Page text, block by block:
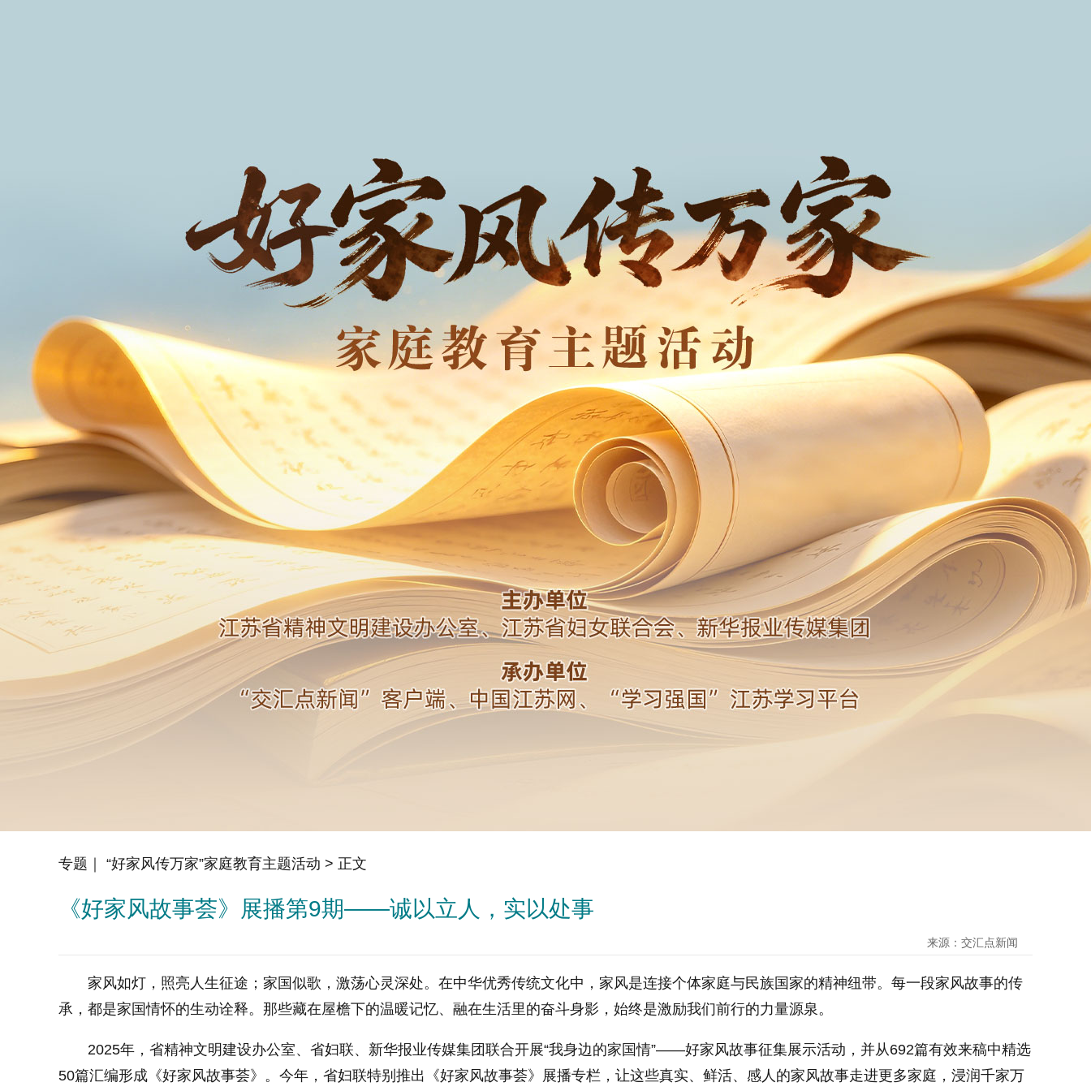
专题｜ “好家风传万家”家庭教育主题活动 > 正文
《好家风故事荟》展播第9期——诚以立人，实以处事
来源：交汇点新闻
家风如灯，照亮人生征途；家国似歌，激荡心灵深处。在中华优秀传统文化中，家风是连接个体家庭与民族国家的精神纽带。每一段家风故事的传
承，都是家国情怀的生动诠释。那些藏在屋檐下的温暖记忆、融在生活里的奋斗身影，始终是激励我们前行的力量源泉。
2025年，省精神文明建设办公室、省妇联、新华报业传媒集团联合开展“我身边的家国情”——好家风故事征集展示活动，并从692篇有效来稿中精选
50篇汇编形成《好家风故事荟》。今年，省妇联特别推出《好家风故事荟》展播专栏，让这些真实、鲜活、感人的家风故事走进更多家庭，浸润千家万